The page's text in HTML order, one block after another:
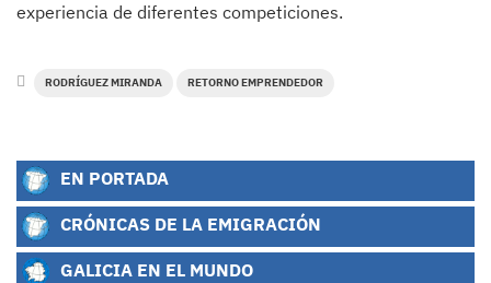
experiencia de diferentes competiciones.
RODRÍGUEZ MIRANDA RETORNO EMPRENDEDOR
EN PORTADA
CRÓNICAS DE LA EMIGRACIÓN
GALICIA EN EL MUNDO